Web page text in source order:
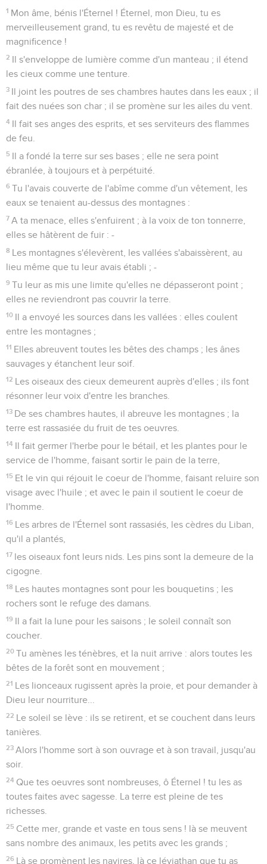
1 Mon âme, bénis l'Éternel ! Éternel, mon Dieu, tu es
merveilleusement grand, tu es revêtu de majesté et de
magnificence !
2 Il s'enveloppe de lumière comme d'un manteau ; il étend
les cieux comme une tenture.
3 Il joint les poutres de ses chambres hautes dans les eaux ; il
fait des nuées son char ; il se promène sur les ailes du vent.
4 Il fait ses anges des esprits, et ses serviteurs des flammes
de feu.
5 Il a fondé la terre sur ses bases ; elle ne sera point
ébranlée, à toujours et à perpétuité.
6 Tu l'avais couverte de l'abîme comme d'un vêtement, les
eaux se tenaient au-dessus des montagnes :
7 A ta menace, elles s'enfuirent ; à la voix de ton tonnerre,
elles se hâtèrent de fuir : -
8 Les montagnes s'élevèrent, les vallées s'abaissèrent, au
lieu même que tu leur avais établi ; -
9 Tu leur as mis une limite qu'elles ne dépasseront point ;
elles ne reviendront pas couvrir la terre.
10 Il a envoyé les sources dans les vallées : elles coulent
entre les montagnes ;
11 Elles abreuvent toutes les bêtes des champs ; les ânes
sauvages y étanchent leur soif.
12 Les oiseaux des cieux demeurent auprès d'elles ; ils font
résonner leur voix d'entre les branches.
13 De ses chambres hautes, il abreuve les montagnes ; la
terre est rassasiée du fruit de tes oeuvres.
14 Il fait germer l'herbe pour le bétail, et les plantes pour le
service de l'homme, faisant sortir le pain de la terre,
15 Et le vin qui réjouit le coeur de l'homme, faisant reluire son
visage avec l'huile ; et avec le pain il soutient le coeur de
l'homme.
16 Les arbres de l'Éternel sont rassasiés, les cèdres du Liban,
qu'il a plantés,
17 les oiseaux font leurs nids. Les pins sont la demeure de la
cigogne.
18 Les hautes montagnes sont pour les bouquetins ; les
rochers sont le refuge des damans.
19 Il a fait la lune pour les saisons ; le soleil connaît son
coucher.
20 Tu amènes les ténèbres, et la nuit arrive : alors toutes les
bêtes de la forêt sont en mouvement ;
21 Les lionceaux rugissent après la proie, et pour demander à
Dieu leur nourriture...
22 Le soleil se lève : ils se retirent, et se couchent dans leurs
tanières.
23 Alors l'homme sort à son ouvrage et à son travail, jusqu'au
soir.
24 Que tes oeuvres sont nombreuses, ô Éternel ! tu les as
toutes faites avec sagesse. La terre est pleine de tes
richesses.
25 Cette mer, grande et vaste en tous sens ! là se meuvent
sans nombre des animaux, les petits avec les grands ;
26 Là se promènent les navires, là ce léviathan que tu as